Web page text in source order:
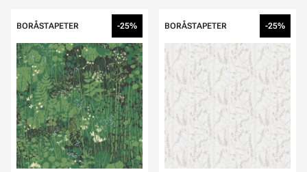
BORÅSTAPETER -25% BORÅSTAPETER -25%